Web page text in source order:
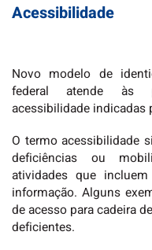
Acessibilidade
Novo modelo de
federal atende às
acessibilidade indicadas
O termo acessibilidade
deficiências ou
atividades que
informação. Alguns
de acesso para cadeira
deficientes.